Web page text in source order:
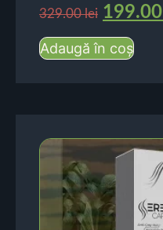
329.00lei 199.00
Adaugă în coș